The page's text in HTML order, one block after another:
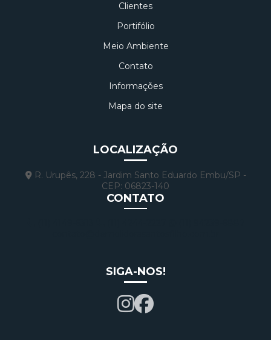
Clientes
Portifólio
Meio Ambiente
Contato
Informações
Mapa do site
LOCALIZAÇÃO
R. Urupês, 228 - Jardim Santo Eduardo Embu/SP -
CEP: 06823-140
CONTATO
SIGA-NOS!